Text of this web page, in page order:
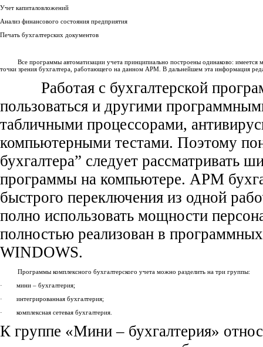
Учет капиталовложений
Анализ финансового состояния предприятия
Печать бухгалтерских документов
Все программы автоматизации учета принципиально построены одинаково: имеется
точки зрения бухгалтера, работающего на данном АРМ. В дальнейшем эта информация
Работая с бухгалтерской
пользоваться и другими
табличными процессорами,
компьютерными тестами. Поэтому
бухгалтера” следует рассматривать
программы на компьютере. АРМ
быстрого переключения из одной
полно использовать мощности
полностью реализован в
WINDOWS.
Программы комплексного бухгалтерского учета можно разделить на три группы:
· мини – бухгалтерия;
· интегрированная бухгалтерия;
· комплексная сетевая бухгалтерия.
К группе «Мини – бухгалтерия»